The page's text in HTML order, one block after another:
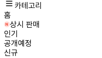
카테고리
홈
상시 판매
인기
공개예정
신규